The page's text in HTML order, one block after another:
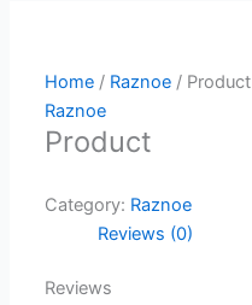
Home / Raznoe / Product
Raznoe
Product
Category: Raznoe
Reviews (0)
Reviews